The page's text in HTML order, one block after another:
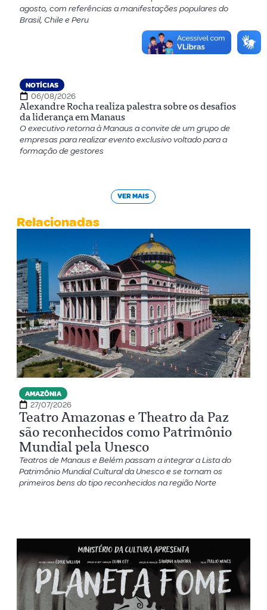
agosto, com referências a manifestações populares do
Brasil, Chile e Peru
NOTÍCIAS
06/08/2026
Alexandre Rocha realiza palestra sobre os desafios
da liderança em Manaus
O executivo retorna à Manaus a convite de um grupo de
empresas para realizar evento exclusivo voltado para a
formação de gestores
VER MAIS
Relacionadas
AMAZÔNIA
27/07/2026
Teatro Amazonas e Theatro da Paz
são reconhecidos como Patrimônio
Mundial pela Unesco
Teatros de Manaus e Belém passam a integrar a Lista do
Patrimônio Mundial Cultural da Unesco e se tornam os
primeiros bens do tipo reconhecidos na região Norte